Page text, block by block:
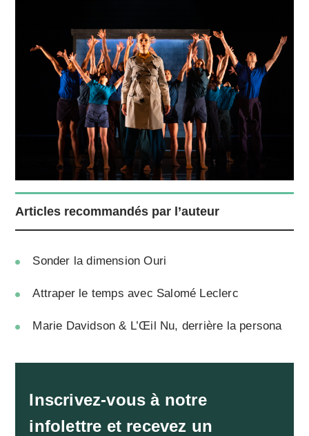
Articles recommandés par l’auteur
Sonder la dimension Ouri
Attraper le temps avec Salomé Leclerc
Marie Davidson & L’Œil Nu, derrière la persona
Inscrivez-vous à notre
infolettre et recevez un